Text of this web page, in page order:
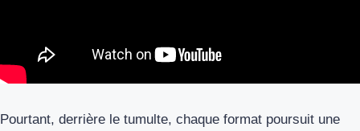
Pourtant, derrière le tumulte, chaque format poursuit une